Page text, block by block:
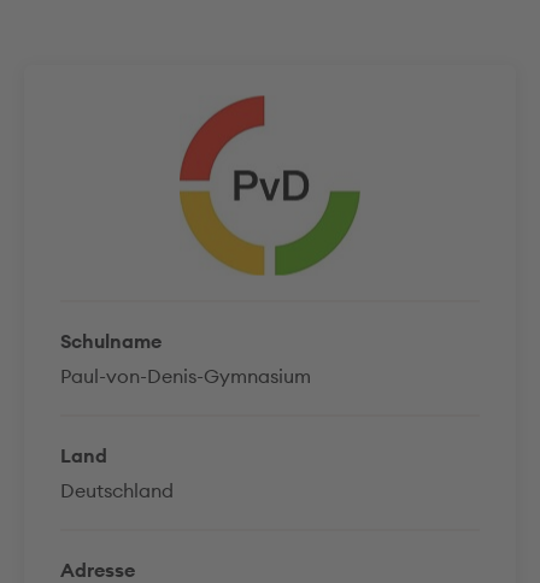
Schulname
Paul-von-Denis-Gymnasium
Land
Deutschland
Adresse